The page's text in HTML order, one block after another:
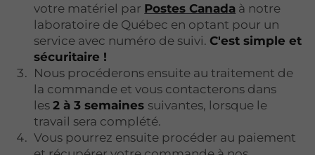
votre matériel par Postes Canada à notre
laboratoire de Québec en optant pour un
service avec numéro de suivi.C'est simple et
sécuritaire !
Nous procéderons ensuite au traitement de
la commande et vous contacterons dans
les2 à 3 semaines suivantes, lorsque le
travail sera complété.
Vous pourrez ensuite procéder au paiement